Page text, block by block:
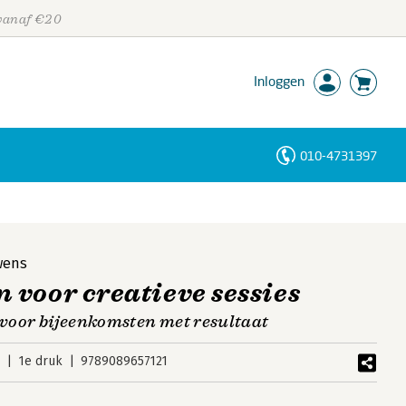
€20
Inloggen
010-4731397
voor creatieve sessies
bijeenkomsten met resultaat
1e druk 9789089657121
Personen